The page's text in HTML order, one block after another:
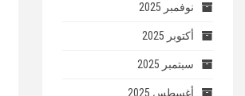
نوفمبر 2025
أكتوبر 2025
سبتمبر 2025
أغسطس 2025